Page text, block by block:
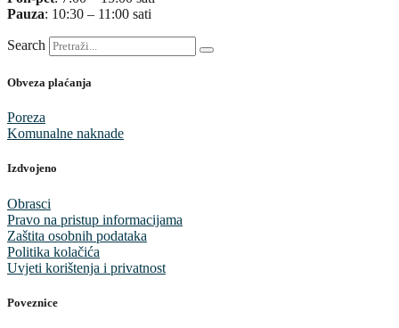
Pauza: 10:30 – 11:00 sati
Search
Obveza plaćanja
Poreza
Komunalne naknade
Izdvojeno
Obrasci
Pravo na pristup informacijama
Zaštita osobnih podataka
Politika kolačića
Uvjeti korištenja i privatnost
Poveznice